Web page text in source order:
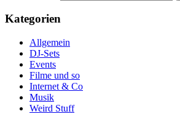
Kategorien
Allgemein
DJ-Sets
Events
Filme und so
Internet & Co
Musik
Weird Stuff